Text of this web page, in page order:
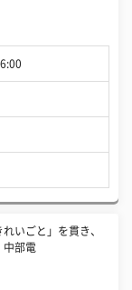
れいごと」を貫き、
中部電